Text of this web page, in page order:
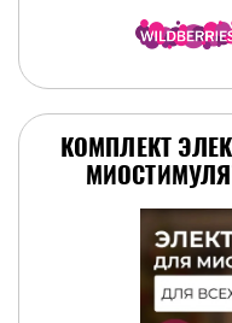
КОМПЛЕКТ